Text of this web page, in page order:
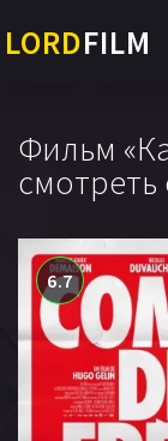
LORDFILM
Фильм
6.7